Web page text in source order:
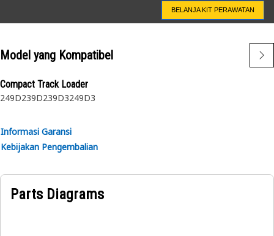
Lihat buku petunjuk pemilik atau hubungi Dealer Cat
BELANJA KIT PERAWATAN
Model yang Kompatibel
Compact Track Loader
249D239D239D3249D3
Informasi Garansi
Kebijakan Pengembalian
Parts Diagrams